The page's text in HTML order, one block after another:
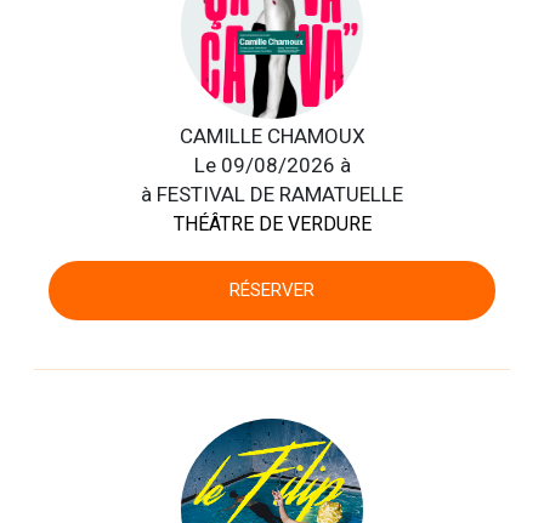
CAMILLE CHAMOUX
Le 09/08/2026 à
à FESTIVAL DE RAMATUELLE
THÉÂTRE DE VERDURE
RÉSERVER